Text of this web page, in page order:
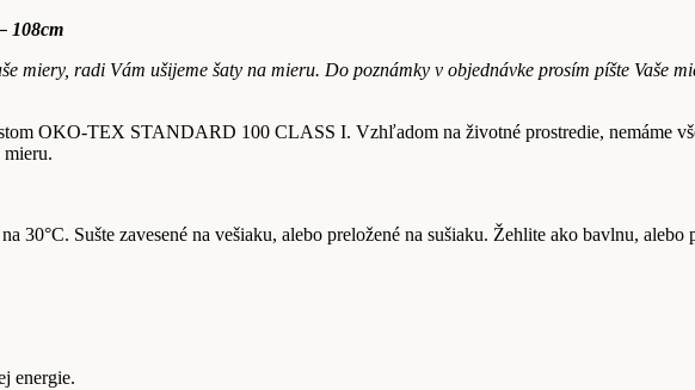
108cm
miery, radi Vám ušijeme šaty na mieru. Do poznámky v objednávke prosím píšte Vaše
OKO-TEX STANDARD 100 CLASS I. Vzhľadom na životné prostredie, nemáme
30°C. Sušte zavesené na vešiaku, alebo preložené na sušiaku. Žehlite ako bavlnu,
energie.